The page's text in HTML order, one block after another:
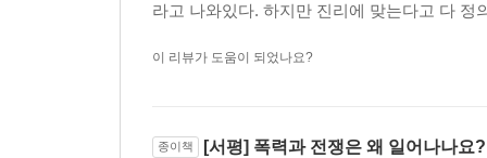
라고 나와있다. 하지만 진리에 맞는다고 다
이 리뷰가 도움이 되었나요?
종이책 [서평] 폭력과 전쟁은 왜 일어나나요?